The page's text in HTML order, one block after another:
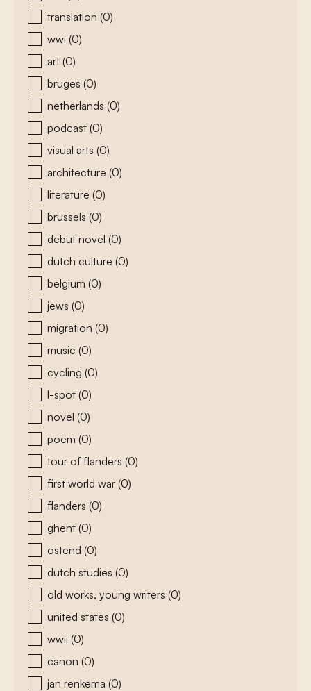
translation (0)
wwi (0)
art (0)
bruges (0)
netherlands (0)
podcast (0)
visual arts (0)
architecture (0)
literature (0)
brussels (0)
debut novel (0)
dutch culture (0)
belgium (0)
jews (0)
migration (0)
music (0)
cycling (0)
l-spot (0)
novel (0)
poem (0)
tour of flanders (0)
first world war (0)
flanders (0)
ghent (0)
ostend (0)
dutch studies (0)
old works, young writers (0)
united states (0)
wwii (0)
canon (0)
jan renkema (0)